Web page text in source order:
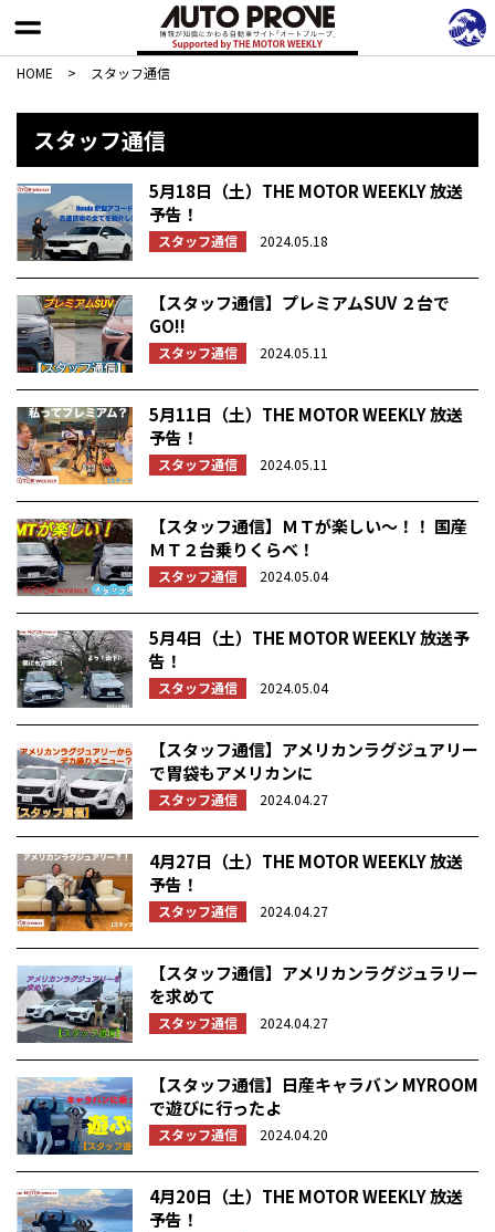
HOME > スタッフ通信
スタッフ通信
5月18日（土）THE MOTOR WEEKLY 放送
予告！
スタッフ通信 2024.05.18
【スタッフ通信】プレミアムSUV ２台で
GO!!
スタッフ通信 2024.05.11
5月11日（土）THE MOTOR WEEKLY 放送
予告！
スタッフ通信 2024.05.11
【スタッフ通信】ＭＴが楽しい～！！ 国産
ＭＴ２台乗りくらべ！
スタッフ通信 2024.05.04
5月4日（土）THE MOTOR WEEKLY 放送予
告！
スタッフ通信 2024.05.04
【スタッフ通信】アメリカンラグジュアリー
で胃袋もアメリカンに
スタッフ通信 2024.04.27
4月27日（土）THE MOTOR WEEKLY 放送
予告！
スタッフ通信 2024.04.27
【スタッフ通信】アメリカンラグジュラリー
を求めて
スタッフ通信 2024.04.27
【スタッフ通信】日産キャラバン MYROOM
で遊びに行ったよ
スタッフ通信 2024.04.20
4月20日（土）THE MOTOR WEEKLY 放送
予告！